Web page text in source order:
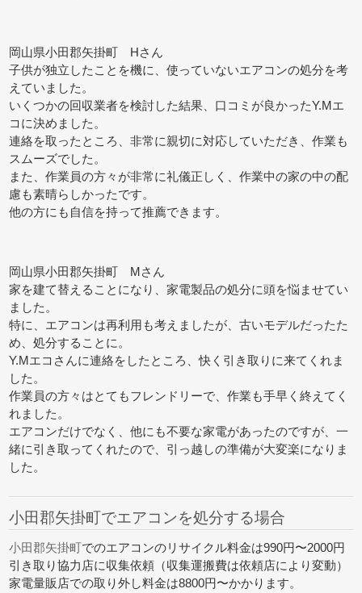
岡山県小田郡矢掛町 Hさん
子供が独立したことを機に、使っていないエアコンの処分を考
えていました。
いくつかの回収業者を検討した結果、口コミが良かったY.Mエ
コに決めました。
連絡を取ったところ、非常に親切に対応していただき、作業も
スムーズでした。
また、作業員の方々が非常に礼儀正しく、作業中の家の中の配
慮も素晴らしかったです。
他の方にも自信を持って推薦できます。
岡山県小田郡矢掛町 Mさん
家を建て替えることになり、家電製品の処分に頭を悩ませてい
ました。
特に、エアコンは再利用も考えましたが、古いモデルだったた
め、処分することに。
Y.Mエコさんに連絡をしたところ、快く引き取りに来てくれま
した。
作業員の方々はとてもフレンドリーで、作業も手早く終えてく
れました。
エアコンだけでなく、他にも不要な家電があったのですが、一
緒に引き取ってくれたので、引っ越しの準備が大変楽になりま
した。
小田郡矢掛町でエアコンを処分する場合
小田郡矢掛町でのエアコンのリサイクル料金は990円〜2000円
引き取り協力店に収集依頼（収集運搬費は依頼店により変動）
家電量販店での取り外し料金は8800円〜かかります。